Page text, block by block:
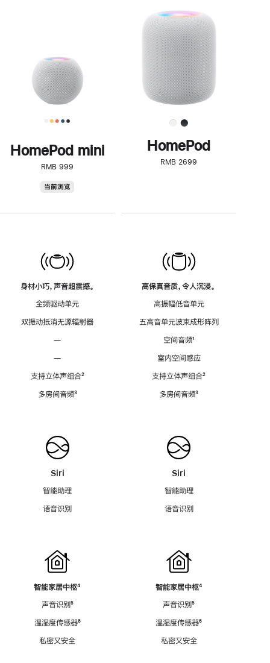
HomePod mini
RMB 999
当前浏览
身材小巧，声音超震撼。
全频驱动单元
双振动抵消无源辐射器
—
—
支持立体声组合脚
²
多房间音频脚
³
Siri
智能助理
语音识别
智能家居中枢脚
⁴
声音识别脚
⁵
温湿度传感器脚
⁶
私密又安全
步
了
解
HomePod<
HomePod
RMB 2699
高保真音质，令人沉浸。
高振幅低音单元
五高音单元波束成形阵列
空间音频脚
¹
室内空间感应
支持立体声组合脚
²
多房间音频脚
³
Siri
智能助理
语音识别
智能家居中枢脚
⁴
声音识别脚
⁵
温湿度传感器脚
⁶
私密又安全